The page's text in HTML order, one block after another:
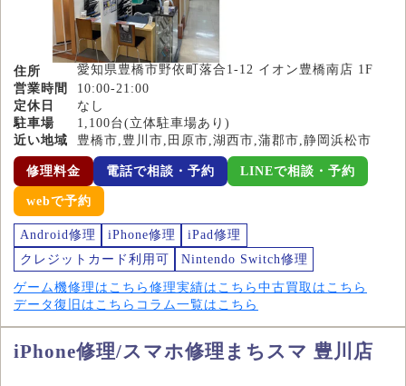
住所
愛知県豊橋市野依町落合1-12 イオン豊橋南店 1F
営業時間
10:00-21:00
定休日
なし
駐車場
1,100台(立体駐車場あり)
近い地域
豊橋市,豊川市,田原市,湖西市,蒲郡市,静岡浜松市
修理料金 電話で相談・予約 LINEで相談・予約
webで予約
Android修理 iPhone修理
iPad修理
クレジットカード利用可
Nintendo Switch修理
ゲーム機修理はこちら 修理実績はこちら 中古買取はこちら
データ復旧はこちら コラム一覧はこちら
iPhone修理/スマホ修理まちスマ 豊川店